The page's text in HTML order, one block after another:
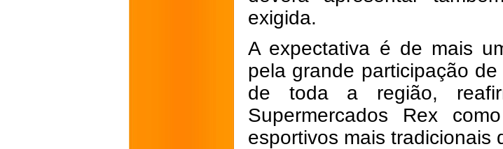
exigida.
A expectativa é de mais
pela grande participação
de toda a região,
Supermercados Rex
esportivos mais tradicionais